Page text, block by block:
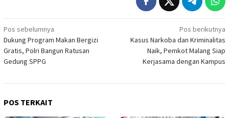
Navigasi
pos
Pos sebelumnya
Dukung Program Makan Bergizi
Gratis, Polri Bangun Ratusan
Gedung SPPG
Pos berikutnya
Kasus Narkoba dan Kriminalitas
Naik, Pemkot Malang Siap
Kerjasama dengan Kampus
POS TERKAIT